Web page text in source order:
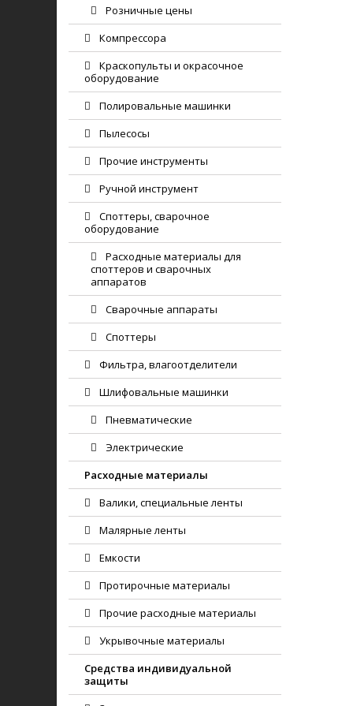
Розничные цены
Компрессора
Краскопульты и окрасочное
оборудование
Полировальные машинки
Пылесосы
Прочие инструменты
Ручной инструмент
Споттеры, сварочное
оборудование
Расходные материалы для
споттеров и сварочных
аппаратов
Сварочные аппараты
Споттеры
Фильтра, влагоотделители
Шлифовальные машинки
Пневматические
Электрические
Расходные материалы
Валики, специальные ленты
Малярные ленты
Емкости
Протирочные материалы
Прочие расходные материалы
Укрывочные материалы
Средства индивидуальной
защиты